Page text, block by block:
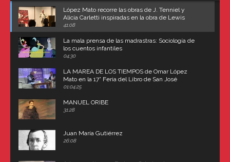
López Mato recorre las obras de J. Tenniel y
Alicia Carletti inspiradas en la obra de Lewis
Carroll
41:08
La mala prensa de las madrastras: Sociología de
los cuentos infantiles
04:30
LA MAREA DE LOS TIEMPOS de Omar López
Mato en la 17° Feria del Libro de San José
(Uruguay)
01:04:25
MANUEL ORIBE
31:28
Juan María Gutiérrez
26:08